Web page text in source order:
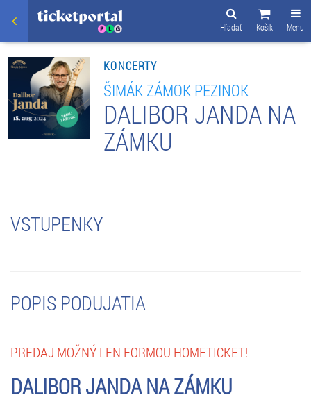
Menu
Košík
Hľadať
KONCERTY
ŠIMÁK ZÁMOK PEZINOK
DALIBOR JANDA NA
ZÁMKU
VSTUPENKY
POPIS PODUJATIA
PREDAJ MOŽNÝ LEN FORMOU HOMETICKET!
DALIBOR JANDA NA ZÁMKU